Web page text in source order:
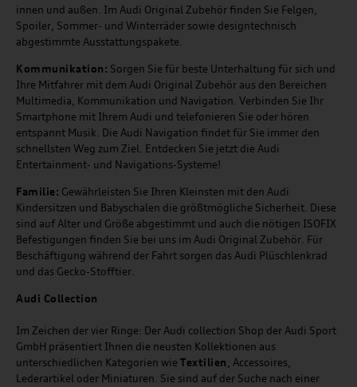
innen und außen. Im Audi Original Zubehör finden Sie Felgen,
Spoiler, Sommer- und Winterräder sowie designtechnisch
abgestimmte Ausstattungspakete.
Kommunikation: Sorgen Sie für beste Unterhaltung für sich und
Ihre Mitfahrer mit dem Audi Original Zubehör aus den Bereichen
Multimedia, Kommunikation und Navigation. Verbinden Sie Ihr
Smartphone mit Ihrem Audi und telefonieren Sie oder hören
entspannt Musik. Die Audi Navigation findet für Sie immer den
schnellsten Weg zum Ziel. Entdecken Sie jetzt die Audi
Entertainment- und Navigations-Systeme!
Familie: Gewährleisten Sie Ihren Kleinsten mit den Audi
Kindersitzen und Babyschalen die größtmögliche Sicherheit. Diese
sind auf Alter und Größe abgestimmt und auch die nötigen ISOFIX
Befestigungen finden Sie bei uns im Audi Original Zubehör. Für
Beschäftigung während der Fahrt sorgen das Audi Plüschlenkrad
und das Gecko-Stofftier.
Audi Collection
Im Zeichen der vier Ringe: Der Audi collection Shop der Audi Sport
GmbH präsentiert Ihnen die neusten Kollektionen aus
unterschiedlichen Kategorien wie Textilien , Accessoires,
Lederartikel oder Miniaturen. Sie sind auf der Suche nach einer